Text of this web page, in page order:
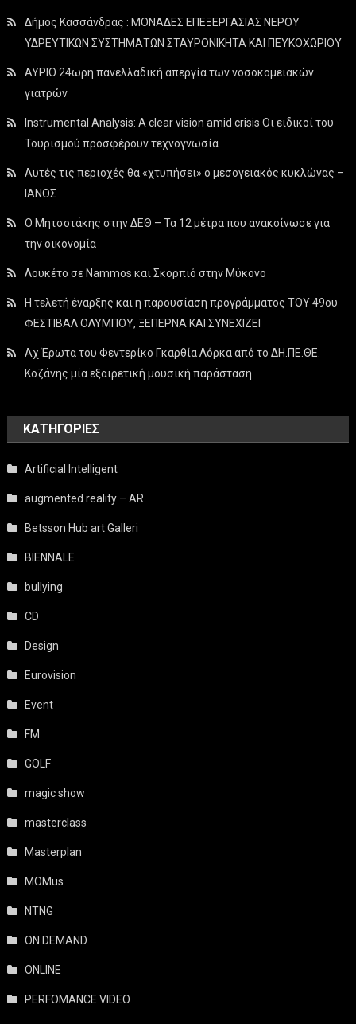
Δήμος Κασσάνδρας : ΜΟΝΑΔΕΣ ΕΠΕΞΕΡΓΑΣΙΑΣ ΝΕΡΟΥ
ΥΔΡΕΥΤΙΚΩΝ ΣΥΣΤΗΜΑΤΩΝ ΣΤΑΥΡΟΝΙΚΗΤΑ ΚΑΙ ΠΕΥΚΟΧΩΡΙΟΥ
ΑΥΡΙΟ 24ωρη πανελλαδική απεργία των νοσοκομειακών
γιατρών
Instrumental Analysis: A clear vision amid crisis Οι ειδικοί του
Τουρισμού προσφέρουν τεχνογνωσία
Αυτές τις περιοχές θα «χτυπήσει» ο μεσογειακός κυκλώνας –
ΙΑΝΟΣ
Ο Μητσοτάκης στην ΔΕΘ – Τα 12 μέτρα που ανακοίνωσε για
την οικονομία
Λουκέτο σε Nammos και Σκορπιό στην Μύκονο
Η τελετή έναρξης και η παρουσίαση προγράμματος ΤΟΥ 49ου
ΦΕΣΤΙΒΑΛ ΟΛΥΜΠΟΥ, ΞΕΠΕΡΝΑ ΚΑΙ ΣΥΝΕΧΙΖΕΙ
Αχ Έρωτα του Φεντερίκο Γκαρθία Λόρκα από το ΔΗ.ΠΕ.ΘΕ.
Κοζάνης μία εξαιρετική μουσική παράσταση
KΑΤΗΓΟΡΊΕΣ
Artificial Intelligent
augmented reality – AR
Betsson Hub art Galleri
BIENNALE
bullying
CD
Design
Eurovision
Event
FM
GOLF
magic show
masterclass
Masterplan
MOMus
NTNG
ON DEMAND
ONLINE
PERFOMANCE VIDEO